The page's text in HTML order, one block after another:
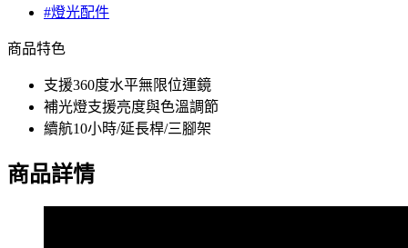
#燈光配件
商品特色
支援360度水平無限位運鏡
補光燈支援亮度與色溫調節
續航10小時/延長桿/三腳架
商品詳情